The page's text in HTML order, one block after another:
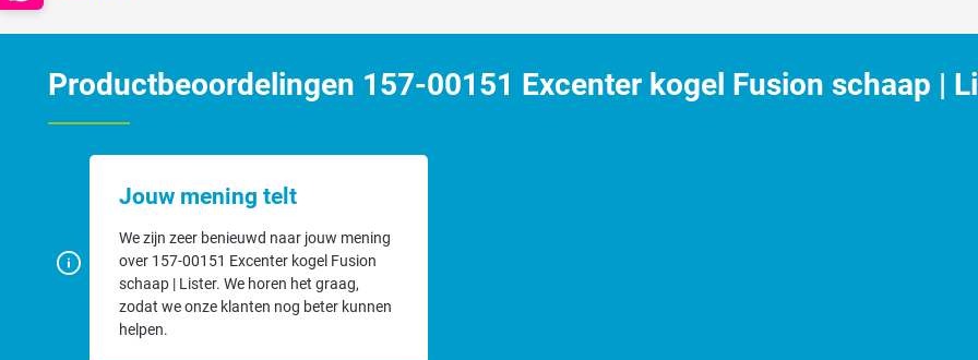
Productbeoordelingen 157-00151 Excenter kogel Fusion schaap |
Jouw mening telt
We zijn zeer benieuwd naar jouw mening
over 157-00151 Excenter kogel Fusion
schaap | Lister. We horen het graag,
zodat we onze klanten nog beter kunnen
helpen.